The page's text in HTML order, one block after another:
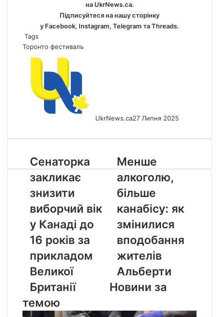
на UkrNews.ca.
Підписуйтеся на нашу сторінку
у Facebook, Instagram, Telegram таThreads.
Tags
Торонто фестиваль
UkrNews.ca27 Липня 2025
Сенаторка
закликає
знизити
виборчий
вік
у
Канаді
до
16
за
прикладом
Великої
Британії
Сенаторка
закликає
знизити
виборчий вік
у Канаді до
16 років за
прикладом
Великої
Британії
Менше
алкоголю,
більше
канабісу:
як
змінилися
вподобання
жителів
Альберти
Менше
алкоголю,
більше
канабісу: як
змінилися
вподобання
жителів
Альберти
Новини за
темою